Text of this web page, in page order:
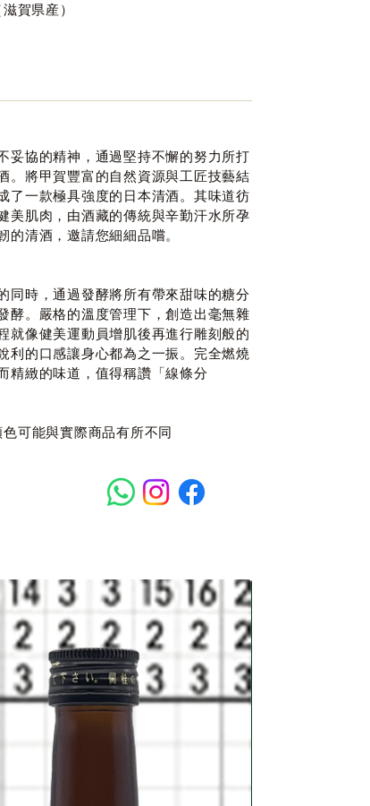
賀県産）
妥協的精神，通過堅持不懈的努力所打
。將甲賀豐富的自然資源與工匠技藝結
了一款極具強度的日本清酒。其味道彷
美肌肉，由酒藏的傳統與辛勤汗水所孕
的清酒，邀請您細細品嚐。
同時，通過發酵將所有帶來甜味的糖分
酵。嚴格的溫度管理下，創造出毫無雜
就像健美運動員增肌後再進行雕刻般的
利的口感讓身心都為之一振。完全燃燒
精緻的味道，值得稱讚「線條分
可能與實際商品有所不同